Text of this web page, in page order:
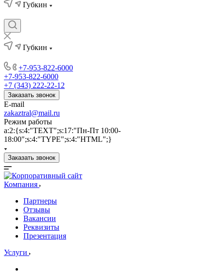
Губкин
Губкин
+7-953-822-6000
+7-953-822-6000
+7 (343) 222-22-12
Заказать звонок
E-mail
zakaztral@mail.ru
Режим работы
a:2:{s:4:"TEXT";s:17:"Пн-Пт 10:00-
18:00";s:4:"TYPE";s:4:"HTML";}
Заказать звонок
Компания
Партнеры
Отзывы
Вакансии
Реквизиты
Презентация
Услуги